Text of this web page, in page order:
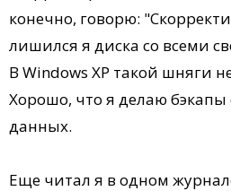
конечно, говорю:
лишился я диска со всеми
В Windows XP такой шняги
Хорошо, что я делаю бэкапы
данных.
Еще читал я в одном